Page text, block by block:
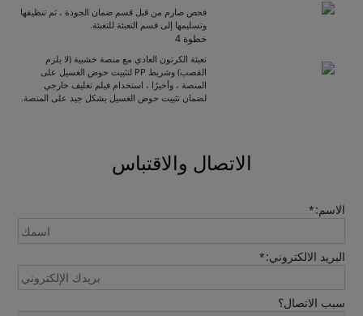
فحص صارم من قبل قسم ضمان الجودة ، ثم تنظيفها
وتسليمها إلى قسم التعبئة للتعبئة.
خطوة 4
تعبئة الكرتون العادي مع منصة خشبية (لا يلزم
القصب) وشريط PP لتثبيت حوض الغسيل على
المنصة ، وأخيرًا ، استخدام فيلم تغليف خارجي
لضمان تثبيت حوض الغسيل بشكل جيد على المنصة.
Get Catalogue
Please leave your contact information,the
catalogue will be sent to your mailbox
Send
الاتصال والاقتباس
الاسم:*
البريد الالكتروني:*
سبب الاتصال؟